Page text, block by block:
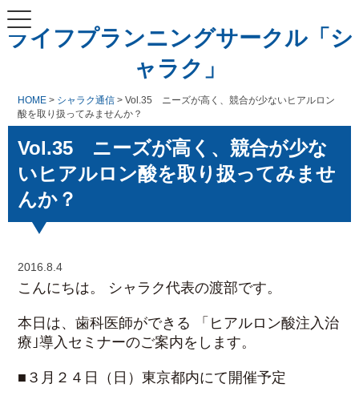
ライフプランニングサークル「シ
ャラク」
HOME > シャラク通信 > Vol.35 ニーズが高く、競合が少ないヒアルロン
酸を取り扱ってみませんか？
Vol.35 ニーズが高く、競合が少な
いヒアルロン酸を取り扱ってみませ
んか？
2016.8.4
こんにちは。 シャラク代表の渡部です。
本日は、歯科医師ができる 「ヒアルロン酸注入治
療｣導入セミナーのご案内をします。
■３月２４日（日）東京都内にて開催予定